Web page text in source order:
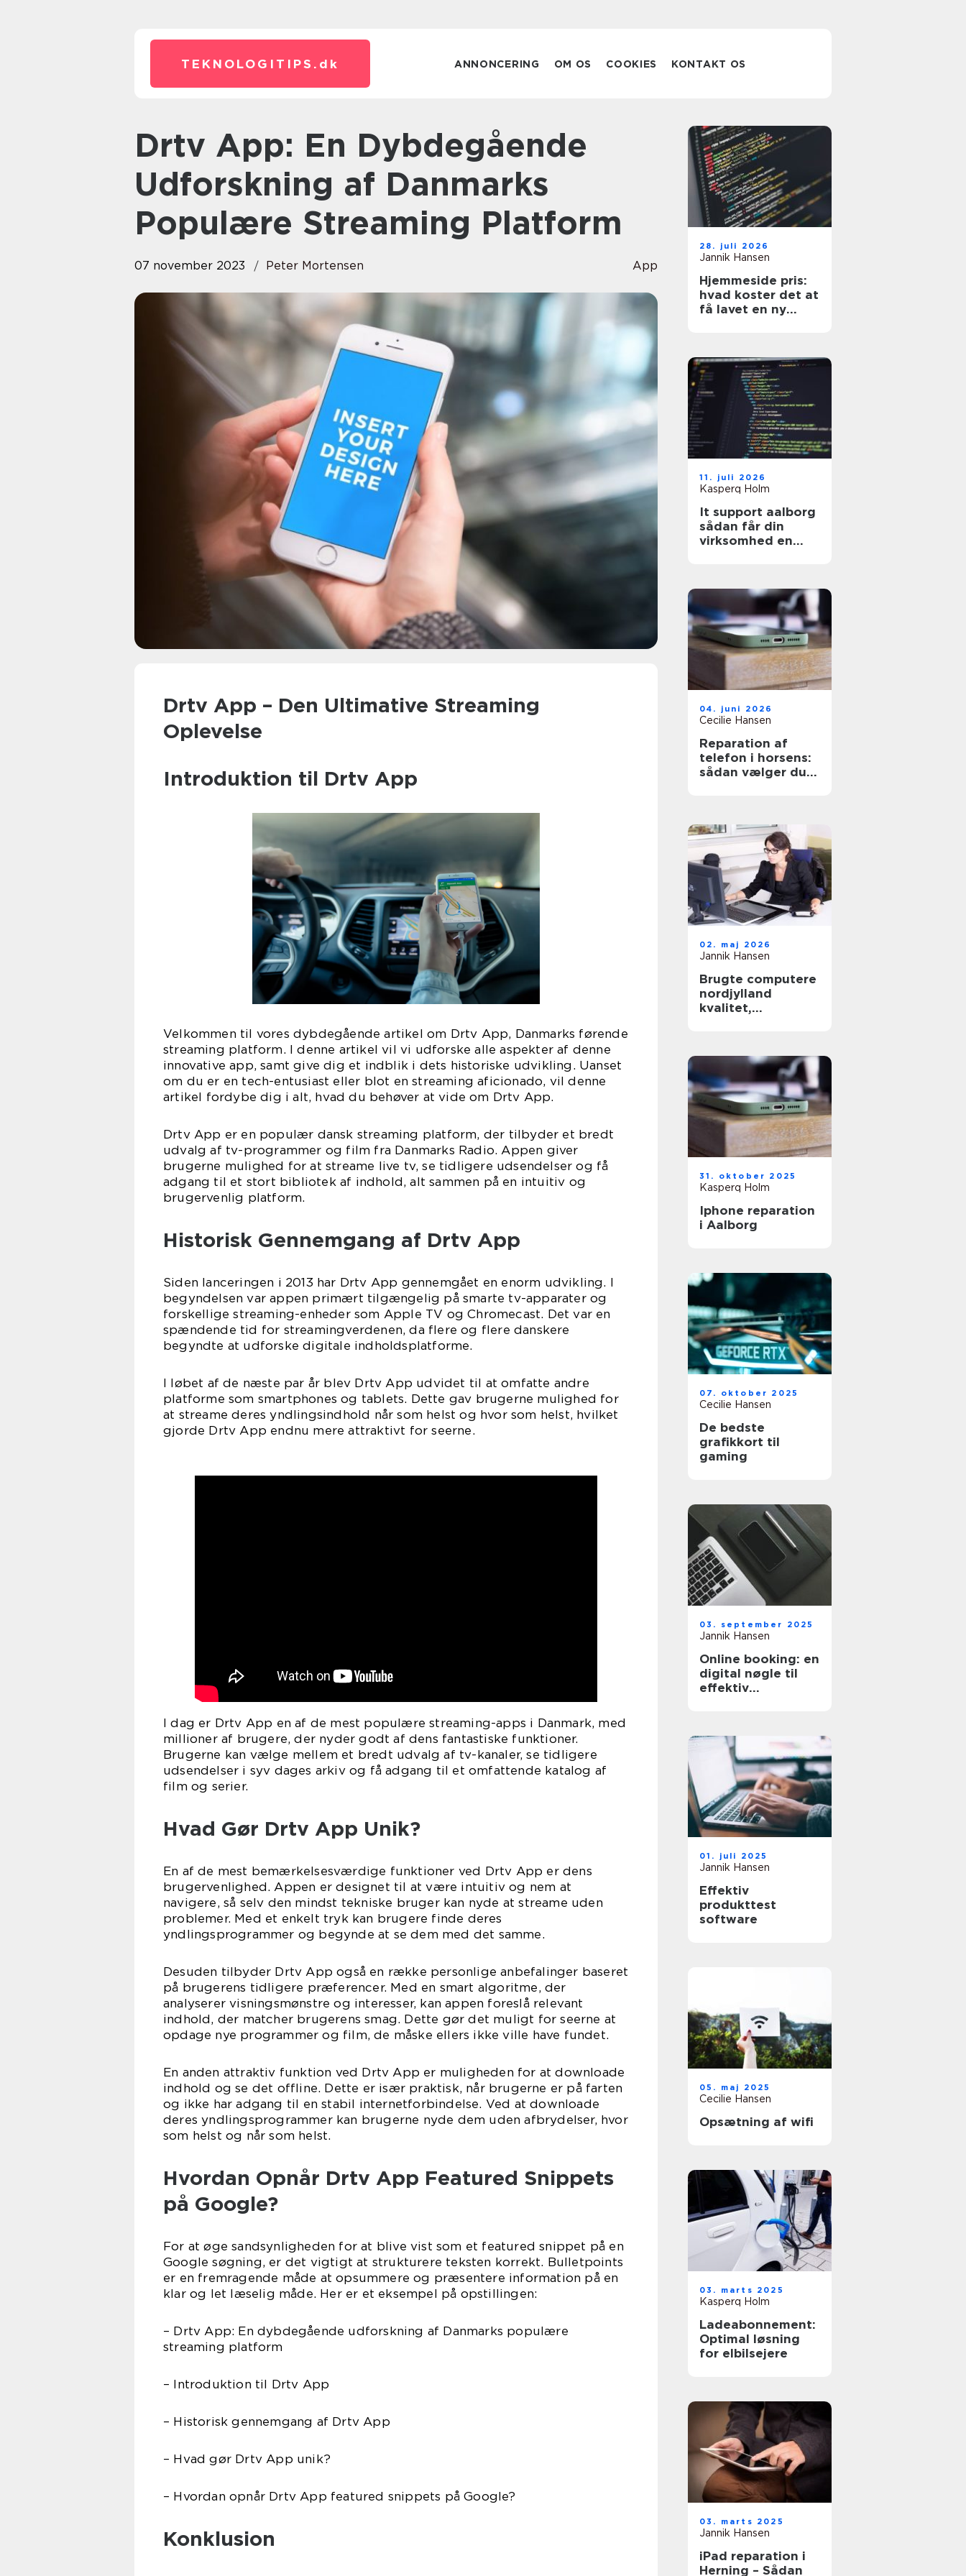
TEKNOLOGITIPS. dk ANNONCERING OM OS COOKIES KONTAKT OS
Drtv App: En Dybdegående
Udforskning af Danmarks
Populære Streaming Platform
07 november 2023 Peter Mortensen App
Drtv App – Den Ultimative Streaming
Oplevelse
Introduktion til Drtv App
Velkommen til vores dybdegående artikel om Drtv App, Danmarks førende
streaming platform. I denne artikel vil vi udforske alle aspekter af denne
innovative app, samt give dig et indblik i dets historiske udvikling. Uanset
om du er en tech-entusiast eller blot en streaming aficionado, vil denne
artikel fordybe dig i alt, hvad du behøver at vide om Drtv App.
Drtv App er en populær dansk streaming platform, der tilbyder et bredt
udvalg af tv-programmer og film fra Danmarks Radio. Appen giver
brugerne mulighed for at streame live tv, se tidligere udsendelser og få
adgang til et stort bibliotek af indhold, alt sammen på en intuitiv og
brugervenlig platform.
Historisk Gennemgang af Drtv App
Siden lanceringen i 2013 har Drtv App gennemgået en enorm udvikling. I
begyndelsen var appen primært tilgængelig på smarte tv-apparater og
forskellige streaming-enheder som Apple TV og Chromecast. Det var en
spændende tid for streamingverdenen, da flere og flere danskere
begyndte at udforske digitale indholdsplatforme.
I løbet af de næste par år blev Drtv App udvidet til at omfatte andre
platforme som smartphones og tablets. Dette gav brugerne mulighed for
at streame deres yndlingsindhold når som helst og hvor som helst, hvilket
gjorde Drtv App endnu mere attraktivt for seerne.
I dag er Drtv App en af de mest populære streaming-apps i Danmark, med
millioner af brugere, der nyder godt af dens fantastiske funktioner.
Brugerne kan vælge mellem et bredt udvalg af tv-kanaler, se tidligere
udsendelser i syv dages arkiv og få adgang til et omfattende katalog af
film og serier.
Hvad Gør Drtv App Unik?
En af de mest bemærkelsesværdige funktioner ved Drtv App er dens
brugervenlighed. Appen er designet til at være intuitiv og nem at
navigere, så selv den mindst tekniske bruger kan nyde at streame uden
problemer. Med et enkelt tryk kan brugere finde deres
yndlingsprogrammer og begynde at se dem med det samme.
Desuden tilbyder Drtv App også en række personlige anbefalinger baseret
på brugerens tidligere præferencer. Med en smart algoritme, der
analyserer visningsmønstre og interesser, kan appen foreslå relevant
indhold, der matcher brugerens smag. Dette gør det muligt for seerne at
opdage nye programmer og film, de måske ellers ikke ville have fundet.
En anden attraktiv funktion ved Drtv App er muligheden for at downloade
indhold og se det offline. Dette er især praktisk, når brugerne er på farten
og ikke har adgang til en stabil internetforbindelse. Ved at downloade
deres yndlingsprogrammer kan brugerne nyde dem uden afbrydelser, hvor
som helst og når som helst.
Hvordan Opnår Drtv App Featured Snippets
på Google?
For at øge sandsynligheden for at blive vist som et featured snippet på en
Google søgning, er det vigtigt at strukturere teksten korrekt. Bulletpoints
er en fremragende måde at opsummere og præsentere information på en
klar og let læselig måde. Her er et eksempel på opstillingen:
– Drtv App: En dybdegående udforskning af Danmarks populære
streaming platform
– Introduktion til Drtv App
– Historisk gennemgang af Drtv App
– Hvad gør Drtv App unik?
– Hvordan opnår Drtv App featured snippets på Google?
Konklusion
28. juli 2026
Jannik Hansen
Hjemmeside pris:
hvad koster det at
få lavet en ny
11. juli 2026
Kasperq Holm
It support aalborg
sådan får din
virksomhed en
04. juni 2026
Cecilie Hansen
Reparation af
telefon i horsens:
sådan vælger du
02. maj 2026
Jannik Hansen
Brugte computere
nordjylland
kvalitet,
31. oktober 2025
Kasperq Holm
Iphone reparation
i Aalborg
07. oktober 2025
Cecilie Hansen
De bedste
grafikkort til
gaming
03. september 2025
Jannik Hansen
Online booking: en
digital nøgle til
effektiv
01. juli 2025
Jannik Hansen
Effektiv
produkttest
software
05. maj 2025
Cecilie Hansen
Opsætning af wifi
03. marts 2025
Kasperq Holm
Ladeabonnement:
Optimal løsning
for elbilsejere
03. marts 2025
Jannik Hansen
iPad reparation i
Herning – Sådan